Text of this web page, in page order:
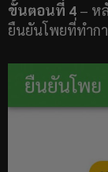
ขั้นตอนที่ 4 – ห
ยืนยันโพยที่ทำก